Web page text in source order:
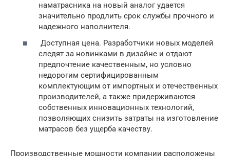
наматрасника на новый аналог удается
значительно продлить срок службы прочного и
надежного наполнителя.
Доступная цена. Разработчики новых моделей
следят за новинками в дизайне и отдают
предпочтение качественным, но условно
недорогим сертифицированным
комплектующим от импортных и отечественных
производителей, а также придерживаются
собственных инновационных технологий,
позволяющих снизить затраты на изготовление
матрасов без ущерба качеству.
Производственные мощности компании расположены